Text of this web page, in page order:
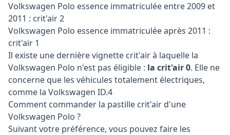
Volkswagen Polo essence immatriculée entre 2009 et
2011 : crit'air 2
Volkswagen Polo essence immatriculée après 2011 :
crit'air 1
Il existe une dernière vignette crit'air à laquelle la
Volkswagen Polo n'est pas éligible : la crit'air 0. Elle ne
concerne que les véhicules totalement électriques,
comme la Volkswagen ID.4
Comment commander la pastille crit'air d'une
Volkswagen Polo ?
Suivant votre préférence, vous pouvez faire les